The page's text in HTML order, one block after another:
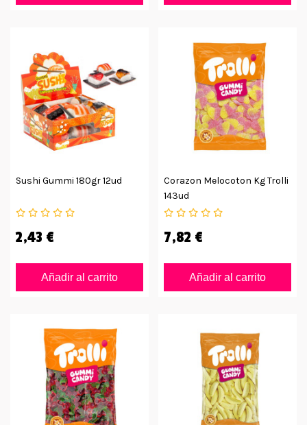
Sushi Gummi 180gr 12ud
2,43 €
Añadir al carrito
Corazon Melocoton Kg Trolli
143ud
7,82 €
Añadir al carrito